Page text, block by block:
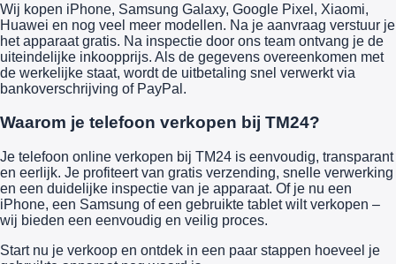
Wij kopen iPhone, Samsung Galaxy, Google Pixel, Xiaomi,
Huawei en nog veel meer modellen. Na je aanvraag verstuur je
het apparaat gratis. Na inspectie door ons team ontvang je de
uiteindelijke inkoopprijs. Als de gegevens overeenkomen met
de werkelijke staat, wordt de uitbetaling snel verwerkt via
bankoverschrijving of PayPal.
Waarom je telefoon verkopen bij TM24?
Je telefoon online verkopen bij TM24 is eenvoudig, transparant
en eerlijk. Je profiteert van gratis verzending, snelle verwerking
en een duidelijke inspectie van je apparaat. Of je nu een
iPhone, een Samsung of een gebruikte tablet wilt verkopen –
wij bieden een eenvoudig en veilig proces.
Start nu je verkoop en ontdek in een paar stappen hoeveel je